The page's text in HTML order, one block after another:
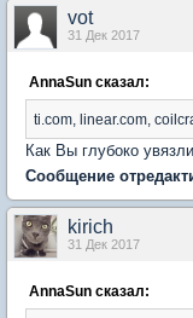
vot
31 Дек 2017
AnnaSun сказал:
ti.com, linear.com,
Как Вы глубоко
Сообщение
kirich
31 Дек 2017
AnnaSun сказал: